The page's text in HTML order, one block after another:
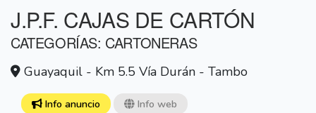
J.P.F. CAJAS DE CARTÓN
CATEGORÍAS: CARTONERAS
Guayaquil - Km 5.5 Vía Durán - Tambo
Info anuncio Info web